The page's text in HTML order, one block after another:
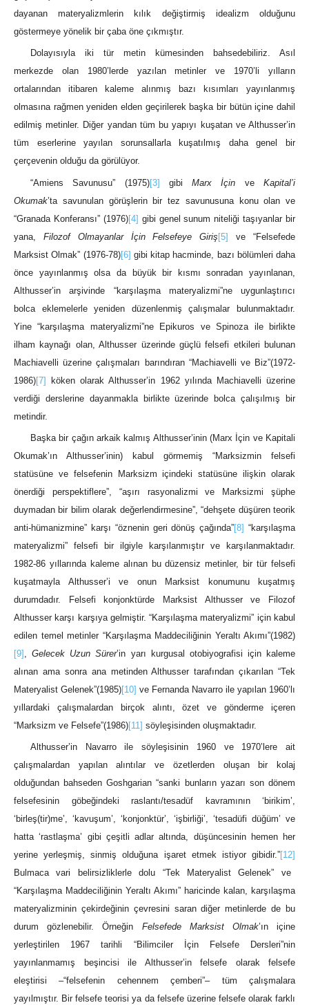
dayanan materyalizmlerin kılık değiştirmiş idealizm olduğunu
göstermeye yönelik bir çaba öne çıkmıştır.
Dolayısıyla iki tür metin kümesinden bahsedebiliriz. Asıl
merkezde olan 1980’lerde yazılan metinler ve 1970’li yılların
ortalarından itibaren kaleme alınmış bazı kısımları yayınlanmış
olmasına rağmen yeniden elden geçirilerek başka bir bütün içine dahil
edilmiş metinler. Diğer yandan tüm bu yapıyı kuşatan ve Althusser’in
tüm eserlerine yayılan sorunsallarla kuşatılmış daha genel bir
çerçevenin olduğu da görülüyor.
“Amiens Savunusu” (1975)[3] gibiMarx İçin veKapital’i
Okumak’ta savunulan görüşlerin bir tez savunusuna konu olan ve
“Granada Konferansı” (1976)[4] gibi genel sunum niteliği taşıyanlar bir
yana, Filozof Olmayanlar İçin Felsefeye Giriş[5] ve “Felsefede
Marksist Olmak” (1976-78)[6] gibi kitap hacminde, bazı bölümleri daha
önce yayınlanmış olsa da büyük bir kısmı sonradan yayınlanan,
Althusser’in arşivinde “karşılaşma materyalizmi”ne uygunlaştırıcı
bolca eklemelerle yeniden düzenlenmiş çalışmalar bulunmaktadır.
Yine “karşılaşma materyalizmi”ne Epikuros ve Spinoza ile birlikte
ilham kaynağı olan, Althusser üzerinde güçlü felsefi etkileri bulunan
Machiavelli üzerine çalışmaları barındıran “Machiavelli ve Biz”(1972-
1986)[7] köken olarak Althusser’in 1962 yılında Machiavelli üzerine
verdiği derslerine dayanmakla birlikte üzerinde bolca çalışılmış bir
metindir.
Başka bir çağın arkaik kalmış Althusser’inin (Marx İçin ve Kapitali
Okumak’ın Althusser’inin) kabul görmemiş “Marksizmin felsefi
statüsüne ve felsefenin Marksizm içindeki statüsüne ilişkin olarak
önerdiği perspektiflere”, “aşırı rasyonalizmi ve Marksizmi şüphe
duymadan bir bilim olarak değerlendirmesine”, “dehşete düşüren teorik
anti-hümanizmine” karşı “öznenin geri dönüş çağında”[8] “karşılaşma
materyalizmi” felsefi bir ilgiyle karşılanmıştır ve karşılanmaktadır.
1982-86 yıllarında kaleme alınan bu düzensiz metinler, bir tür felsefi
kuşatmayla Althusser’i ve onun Marksist konumunu kuşatmış
durumdadır. Felsefi konjonktürde Marksist Althusser ve Filozof
Althusser karşı karşıya gelmiştir. “Karşılaşma materyalizmi” için kabul
edilen temel metinler “Karşılaşma Maddeciliğinin Yeraltı Akımı”(1982)
[9] ,Gelecek Uzun Sürer’in yarı kurgusal otobiyografisi için kaleme
alınan ama sonra ana metinden Althusser tarafından çıkarılan “Tek
Materyalist Gelenek”(1985)[10] ve Fernanda Navarro ile yapılan 1960’lı
yıllardaki çalışmalardan birçok alıntı, özet ve gönderme içeren
“Marksizm ve Felsefe”(1986)[11] söyleşisinden oluşmaktadır.
Althusser’in Navarro ile söyleşisinin 1960 ve 1970’lere ait
çalışmalardan yapılan alıntılar ve özetlerden oluşan bir kolaj
olduğundan bahseden Goshgarian “sanki bunların yazarı son dönem
felsefesinin göbeğindeki raslantı/tesadüf kavramının ‘birikim’,
‘birleş(tir)me’, ‘kavuşum’, ‘konjonktür’, ‘işbirliği’, ‘tesadüfi düğüm’ ve
hatta ‘rastlaşma’ gibi çeşitli adlar altında, düşüncesinin hemen her
yerine yerleşmiş, sinmiş olduğuna işaret etmek istiyor gibidir.”[12]
Bulmaca vari belirsizliklerle dolu “Tek Materyalist Gelenek” ve
“Karşılaşma Maddeciliğinin Yeraltı Akımı” haricinde kalan, karşılaşma
materyalizminin çekirdeğinin çevresini saran diğer metinlerde de bu
durum gözlenebilir. Örneğin Felsefede Marksist Olmak’ın içine
yerleştirilen 1967 tarihli “Bilimciler İçin Felsefe Dersleri”nin
yayınlanmamış beşincisi ile Althusser’in felsefe olarak felsefe
eleştirisi –“felsefenin cehennem çemberi”‒ tüm çalışmalara
yayılmıştır. Bir felsefe teorisi ya da felsefe üzerine felsefe olarak farklı